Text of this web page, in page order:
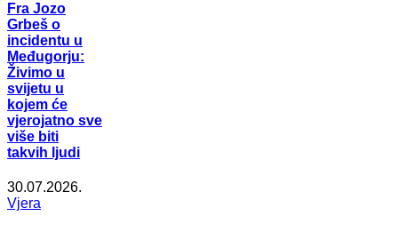
Fra Jozo
Grbeš o
incidentu u
Međugorju:
Živimo u
svijetu u
kojem će
vjerojatno sve
više biti
takvih ljudi
30.07.2026.
Vjera